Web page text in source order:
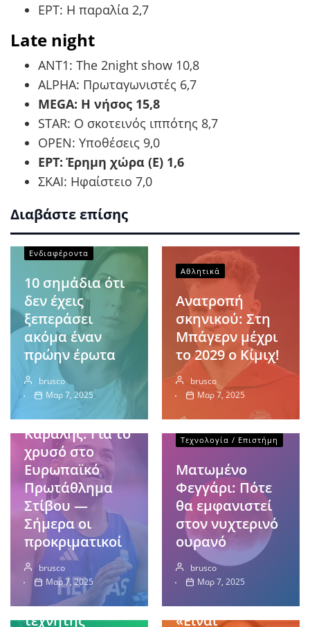
ΕΡΤ: Η παραλία 2,7
Late night
ANT1: The 2night show 10,8
ALPHA: Πρωταγωνιστές 6,7
MEGA: Η νήσος 15,8
STAR: Ο σκοτεινός ιππότης 8,7
OPEN: Υποθέσεις 9,0
ΕΡΤ: Έρημη χώρα (E) 1,6
ΣΚΑΙ: Ηφαίστειο 7,0
Διαβάστε επίσης
Ενδιαφέροντα
10 σημάδια ότι
δεν έχεις
ξεπεράσει
ακόμα έναν
πρώην έρωτα
brusco
Μαρ 7, 2025
Αθλητικά
Ανατροπή
σκηνικού: Στη
Μπάγερν μέχρι
το 2029 ο Κίμιχ!
brusco
Μαρ 7, 2025
Αθλητικά
Εμμανουήλ
Καραλής: Για το
χρυσό στο
Ευρωπαϊκό
Πρωτάθλημα
Στίβου —
Σήμερα οι
προκριματικοί
brusco
Μαρ 7, 2025
Τεχνολογία / Επιστήμη
Ματωμένο
Φεγγάρι: Πότε
θα εμφανιστεί
στον νυχτερινό
ουρανό
brusco
Μαρ 7, 2025
Κίνα:
Πρωταγωνιστικ
ός ο ρόλος της
τεχνητής
Αθλητικά
Μαρινάκης
στους παίκτες:
«Είναι